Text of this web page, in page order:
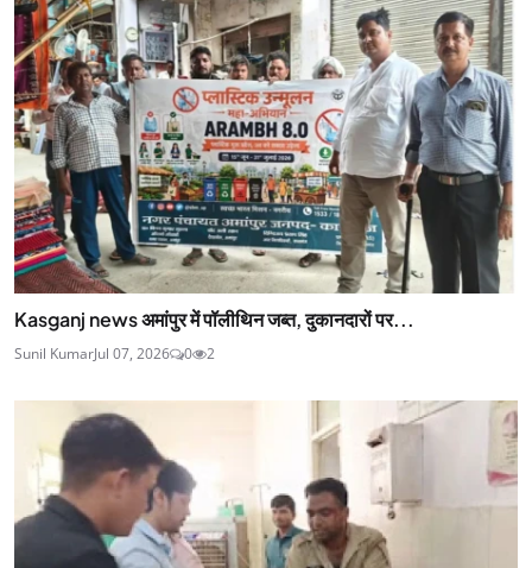
Kasganj news अमांपुर में पॉलीथिन जब्त, दुकानदारों पर...
Sunil KumarJul 07, 2026 0 2